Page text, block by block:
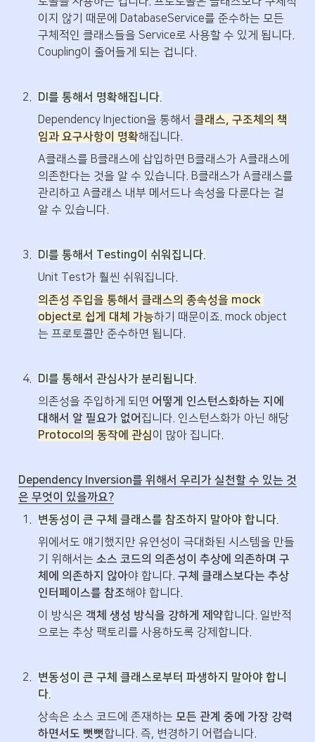
이지 않기 때문에 DatabaseService를 준수하는 모든
구체적인 클래스들을 Service로 사용할 수 있게 됩니다.
Coupling이 줄어들게 되는 겁니다.
2.
DI를 통해서 명확해집니다.
Dependency Injection을 통해서 클래스, 구조체의 책
임과 요구사항이 명확해집니다.
A클래스를 B클래스에 삽입하면 B클래스가 A클래스에
의존한다는 것을 알 수 있습니다. B클래스가 A클래스를
관리하고 A클래스 내부 메서드나 속성을 다룬다는 걸
알 수 있습니다.
3.
DI를 통해서 Testing이 쉬워집니다.
Unit Test가 훨씬 쉬워집니다.
의존성 주입을 통해서 클래스의 종속성을 mock
object로 쉽게 대체 가능하기 때문이죠. mock object
는 프로토콜만 준수하면 됩니다.
4.
DI를 통해서 관심사가 분리됩니다.
의존성을 주입하게 되면 어떻게 인스턴스화하는 지에
대해서 알 필요가 없어
Protocol의 동작에 관심이 많아 집니다.
Dependency Inversion를 위해서 우리가 실천할 수 있는 것
은 무엇이 있을까요?
1 .
변동성이 큰 구체 클래스를 참조하지 말아야 합니다.
위에서도 얘기했지만 유연성이 극대화된 시스템을 만들
기 위해서는 소스 코드의 의존성이 추상에 의존하며 구
체에 의존하지 않아야 합니다. 구체 클래스보다는 추상
인터페이스를 참조해야 합니다.
이 방식은 객체 생성 방식을 강하게 제약합니다. 일반적
으로는 추상 팩토리를 사용하도록 강제합니다.
2.
변동성이 큰 구체 클래스로부터 파생하지 말아야 합니
다.
상속은 소스 코드에 존재하는 모든 관계 중에 가장 강력
하면서도 뻣뻣합니다. 즉, 변경하기 어렵습니다.